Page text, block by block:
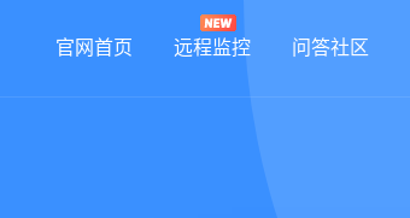
官网首页 远程监控 问答社区